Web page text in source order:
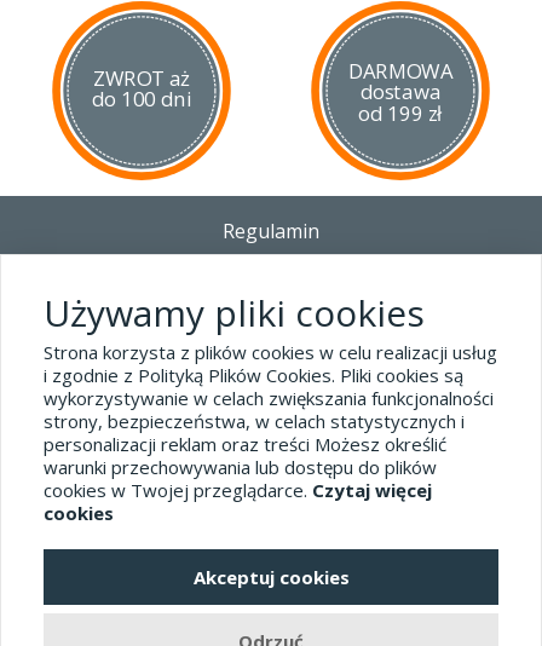
ZWROT aż
do 100 dni
DARMOWA
dostawa
od 199 zł
Regulamin
Polityka prywatności i pliki cookies
Blog
Dane kontaktowe
tel.32 445-74-07
sklep@hard-skin.pl
pełna wersja sklepu
Używamy pliki cookies
Strona korzysta z plików cookies w celu realizacji usług
i zgodnie z Polityką Plików Cookies. Pliki cookies są
wykorzystywanie w celach zwiększania funkcjonalności
strony, bezpieczeństwa, w celach statystycznych i
personalizacji reklam oraz treści Możesz określić
warunki przechowywania lub dostępu do plików
cookies w Twojej przeglądarce. Czytaj więcej
cookies
Akceptuj cookies
Odrzuć